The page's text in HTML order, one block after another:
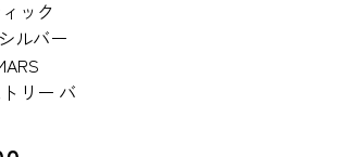
ック
ルバー
リー バ